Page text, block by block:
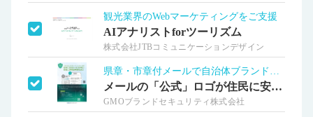
観光業界のWebマーケティングをご支援
AIアナリストforツーリズム
株式会社JTBコミュニケーションデザイン
メールの「公式」ロゴが住民に安心を届ける
GMOブランドセキュリティ株式会社